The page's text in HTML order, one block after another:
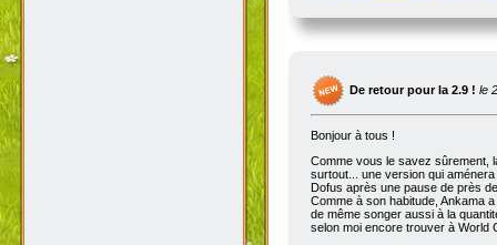
De retour pour la 2.9 ! le
Bonjour à tous !
Comme vous le savez sûrement,
surtout... une version qui
Dofus après une pause de près
Comme à son habitude, Ankama
de même songer aussi à la
selon moi encore trouver à World